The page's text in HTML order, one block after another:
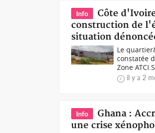
Info
Côte
construction de
situation
Le
constatée
Zone
il y a 2
Info
Ghana :
une crise